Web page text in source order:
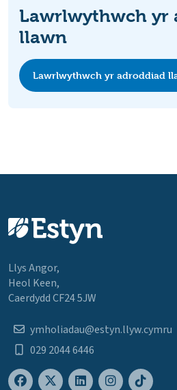
Lawrlwythwch yr
llawn
Lawrlwythwch yr adroddiad
Llys Angor,
Heol Keen,
Caerdydd CF24 5JW
ymholiadau@estyn.llyw.cymru
029 2044 6446